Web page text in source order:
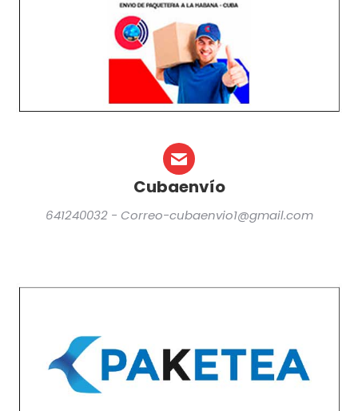
Cubaenvío
641240032 - Correo-cubaenvio1@gmail.com